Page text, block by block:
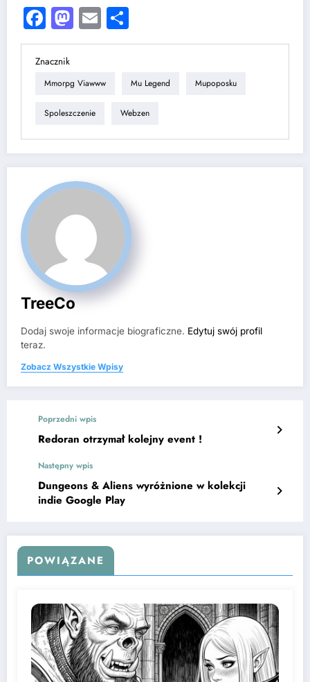
Facebook
Mastodon
Email
Znacznik
Mmorpg Viawww Mu Legend Mupoposku
Spoleszczenie Webzen
TreeCo
Dodaj swoje informacje biograficzne. Edytuj swój profil
teraz.
Zobacz Wszystkie Wpisy
Poprzedni wpis
Redoran otrzymał kolejny event !
Następny wpis
Dungeons & Aliens wyróżnione w kolekcji
indie Google Play
POWIĄZANE